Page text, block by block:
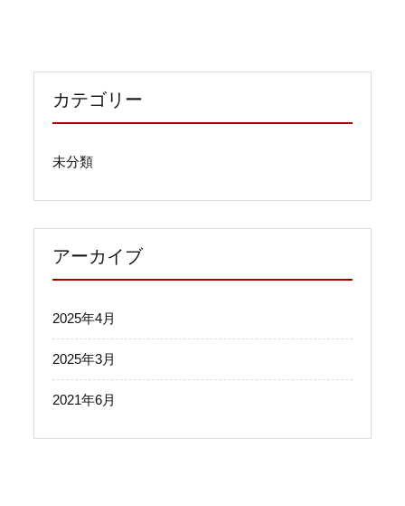
カテゴリー
未分類
アーカイブ
2025年4月
2025年3月
2021年6月